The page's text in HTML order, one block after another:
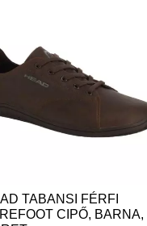
TABANSI FÉRFI
CIPŐ, BARNA,